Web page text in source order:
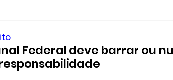
Federal deve barrar ou